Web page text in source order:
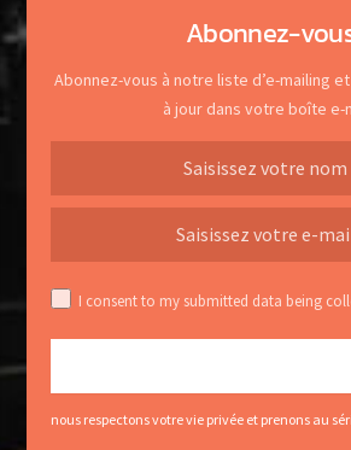
Abonnez-
Abonnez-vous à notre liste d’e-mailing
à jour dans votre boîte e-
I consent to my submitted data being
nous respectons votre vie privée et prenons au